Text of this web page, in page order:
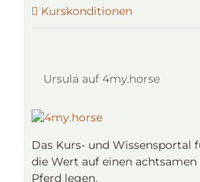
Kurskonditionen
Ursula auf 4my.horse
Das Kurs- und Wissensportal
die Wert auf einen
Pferd legen.